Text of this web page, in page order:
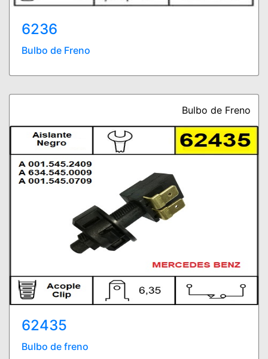
6236
Bulbo de Freno
Bulbo de Freno
62435
Bulbo de freno